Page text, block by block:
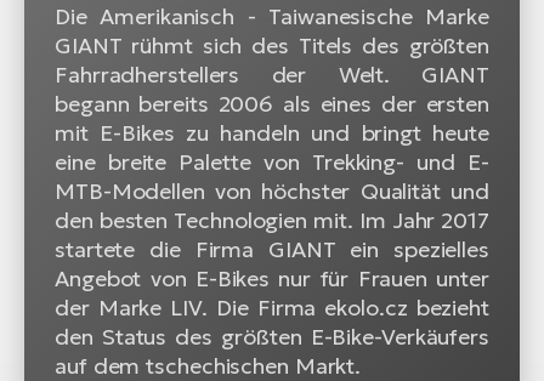
Die Amerikanisch - Taiwanesische Marke
GIANT rühmt sich des Titels des größten
Fahrradherstellers der Welt. GIANT
begann bereits 2006 als eines der ersten
mit E-Bikes zu handeln und bringt heute
eine breite Palette von Trekking- und E-
MTB-Modellen von höchster Qualität und
den besten Technologien mit. Im Jahr 2017
startete die Firma GIANT ein spezielles
Angebot von E-Bikes nur für Frauen unter
der Marke LIV. Die Firma ekolo.cz bezieht
den Status des größten E-Bike-Verkäufers
auf dem tschechischen Markt.